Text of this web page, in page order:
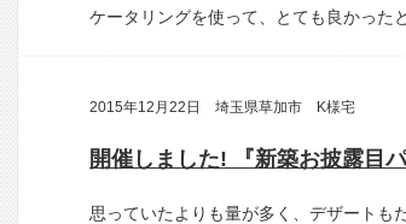
ケータリングを使って、とても良かった
2015年12月22日 埼玉県草加市 K様宅
思っていたよりも量が多く、デザートも